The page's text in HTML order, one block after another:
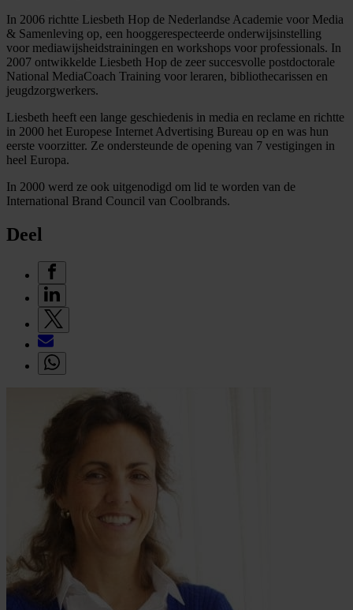
In 2006 richtte Liesbeth Hop de Nederlandse Academie voor Media
& Samenleving op, een hooggerespecteerde onderwijsinstelling
voor mediawijsheidstrainingen en workshops voor professionals. In
2007 ontwikkelde Liesbeth Hop de zeer succesvolle postdoctorale
National MediaCoach Training voor leraren, bibliothecarissen en
jeugdzorgwerkers.
Liesbeth heeft een lange geschiedenis in media en reclame en richtte
in 2000 het Europese Internet Advertising Bureau op en was hun
eerste voorzitter. Ze ondersteunde de opening van 7 vestigingen in
heel Europa.
In 2000 werd ze ook uitgenodigd om lid te worden van de
International Brand Council van Coolbrands.
Deel